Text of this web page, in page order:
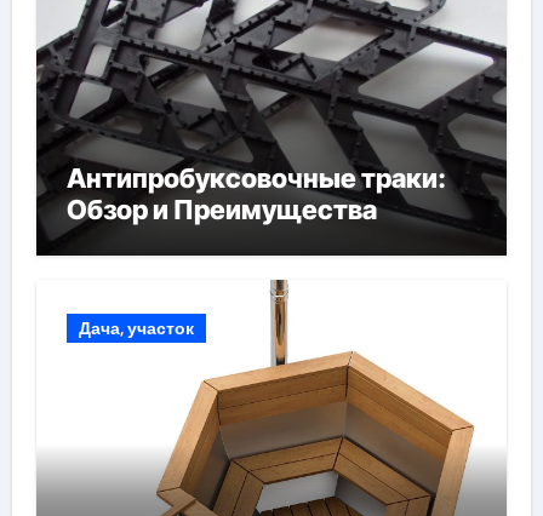
Антипробуксовочные траки:
Обзор и Преимущества
Дача, участок